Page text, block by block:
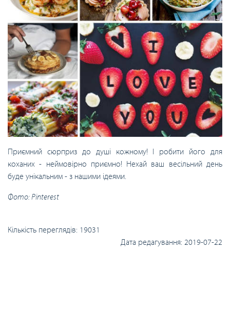
Приємний сюрприз до душі кожному! І робити його для
коханих - неймовірно приємно! Нехай ваш весільний день
буде унікальним - з нашими ідеями.
Фото: Pinterest
Кількість переглядів: 19031
Дата редагування: 2019-07-22